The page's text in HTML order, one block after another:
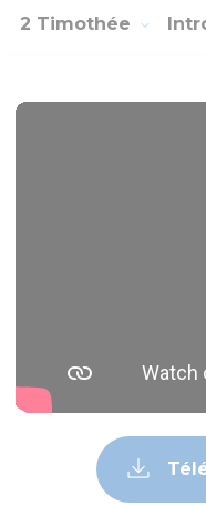
2 Timothée